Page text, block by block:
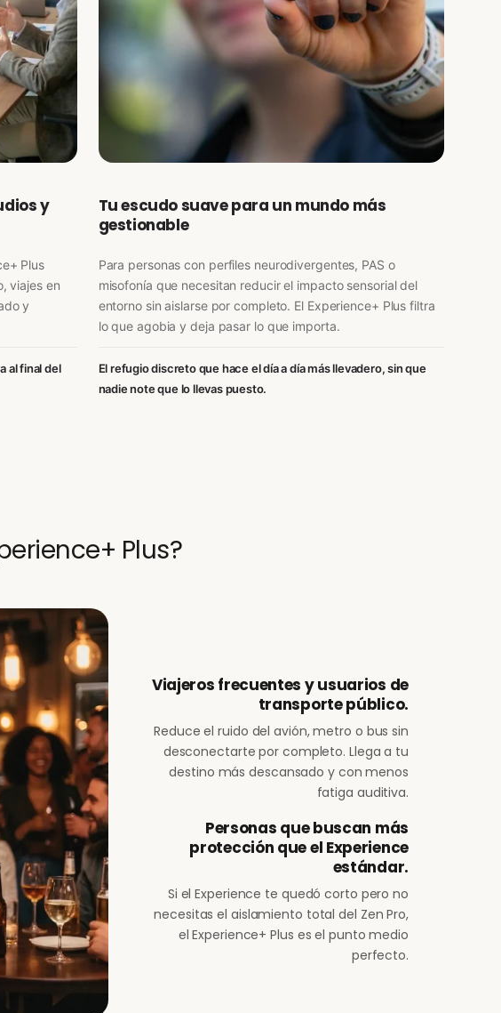
y
Plus
viajes en
y
al final del
Tu escudo suave para un mundo más
gestionable
Para personas con perfiles neurodivergentes, PAS o
misofonía que necesitan reducir el impacto sensorial del
entorno sin aislarse por completo. El Experience+ Plus filtra
lo que agobia y deja pasar lo que importa.
El refugio discreto que hace el día a día más llevadero, sin que
nadie note que lo llevas puesto.
Plus?
Viajeros frecuentes y usuarios de
transporte público.
Reduce el ruido del avión, metro o bus sin
desconectarte por completo. Llega a tu
destino más descansado y con menos
fatiga auditiva.
Personas que buscan más
protección que el Experience
estándar.
Si el Experience te quedó corto pero no
necesitas el aislamiento total del Zen Pro,
el Experience+ Plus es el punto medio
perfecto.